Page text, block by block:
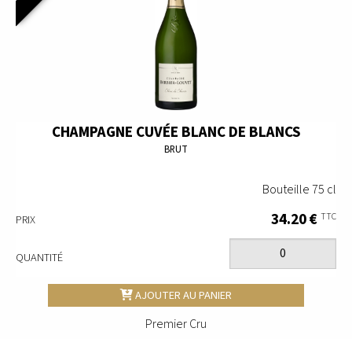
CHAMPAGNE CUVÉE BLANC DE BLANCS
BRUT
Bouteille 75 cl
PRIX 34.20 € TTC
QUANTITÉ
AJOUTER AU PANIER
Premier Cru